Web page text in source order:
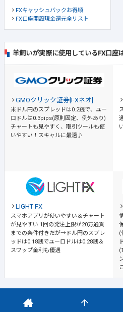
FXキャッシュバックお得順
FX口座開設現金還元全リスト
羊飼いが実際に使用しているFX口座
GMOクリック証券[FXネオ]
米ドル円のスプレッドは0.2銭で、ユー
ロドルは0.3pips(原則固定、例外あり)
チャートも見やすく、取引ツールも使
いやすい！スキャルに最適♪
LIGHT FX
スマホアプリが使いやすい＆チャート
が見やすい 1回の発注上限が20万通貨
までの条件付きだが→ドル円のスプレ
ッドは0.18銭でユーロドルは0.28銭＆
スワップ金利も優遇
(